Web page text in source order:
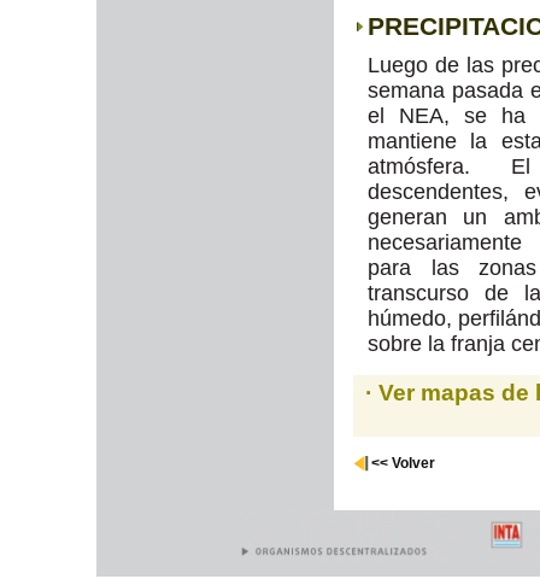
Luego de las
semana pasada
el NEA, se ha
mantiene la
atmósfera.
descendentes,
generan un
para las
transcurso de
húmedo,
sobre la franja
· Ver mapas
<< Volver